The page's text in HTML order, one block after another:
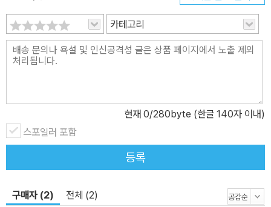
카테고리
현재 0/280byte (한글 140자 이내)
스포일러 포함
등록
구매자 (2) 전체 (2)